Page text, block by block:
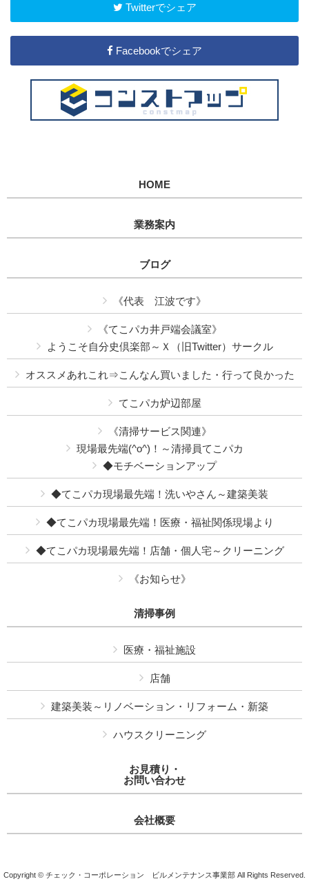
Twitterでシェア
Facebookでシェア
HOME
業務案内
ブログ
《代表 江波です》
《てこパカ井戸端会議室》
ようこそ自分史倶楽部～Ｘ（旧Twitter）サークル
オススメあれこれ⇒こんなん買いました・行って良かった
てこパカ炉辺部屋
《清掃サービス関連》
現場最先端(^o^)！～清掃員てこパカ
◆モチベーションアップ
◆てこパカ現場最先端！洗いやさん～建築美装
◆てこパカ現場最先端！医療・福祉関係現場より
◆てこパカ現場最先端！店舗・個人宅～クリーニング
《お知らせ》
清掃事例
医療・福祉施設
店舗
建築美装～リノベーション・リフォーム・新築
ハウスクリーニング
お見積り・
お問い合わせ
会社概要
Copyright © チェック・コーポレーション ビルメンテナンス事業部 All Rights Reserved.